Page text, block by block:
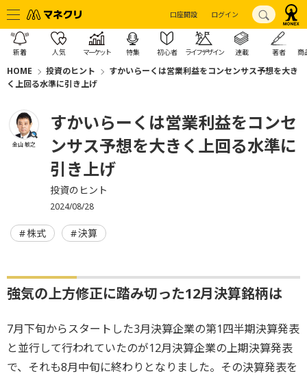
口座開設 ログイン
新着 人気 マーケット 特集 初心者 ライフデザイン 連載 著者 商
HOME 投資のヒント
すかいらーくは営業利益をコンセンサス予想を大き
く上回る水準に引き上げ
金山 敏之
すかいらーくは営業利益をコンセ
ンサス予想を大きく上回る水準に
引き上げ
投資のヒント
2024/08/28
株式 決算
強気の上方修正に踏み切った12月決算銘柄は
7月下旬からスタートした3月決算企業の第1四半期決算発表
と並行して行われていたのが12月決算企業の上期決算発表
で、それも8月中旬に終わりとなりました。その決算発表を